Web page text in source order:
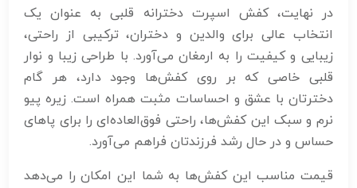
در نهایت، کفش اسپرت دخترانه قلبی به عنوان یک
انتخاب عالی برای والدین و دختران، ترکیبی از راحتی،
زیبایی و کیفیت را به ارمغان می‌آورد. با طراحی زیبا و نوار
قلبی خاصی که بر روی کفش‌ها وجود دارد، هر گام
دخترتان با عشق و احساسات مثبت همراه است. زیره پیو
نرم و سبک این کفش‌ها، راحتی فوق‌العاده‌ای را برای پاهای
حساس و در حال رشد فرزندتان فراهم می‌آورد.
قیمت مناسب این کفش‌ها به شما این امکان را می‌دهد